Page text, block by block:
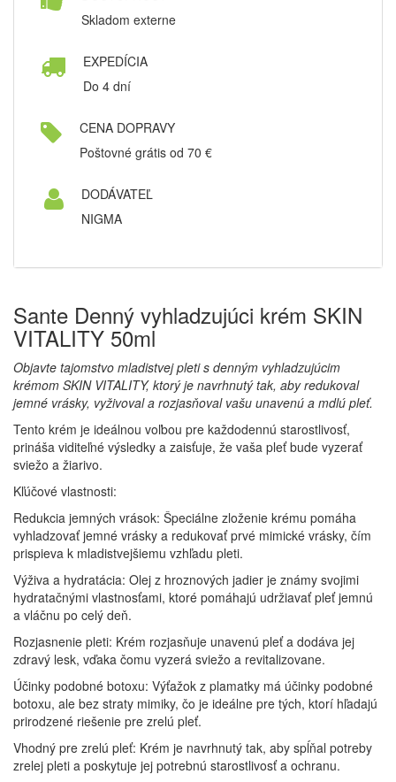
Skladom externe
EXPEDÍCIA
Do 4 dní
CENA DOPRAVY
Poštovné grátis od 70 €
DODÁVATEĽ
NIGMA
Sante Denný vyhladzujúci krém SKIN
VITALITY 50ml
Objavte tajomstvo mladistvej pleti s denným vyhladzujúcim
krémom SKIN VITALITY, ktorý je navrhnutý tak, aby redukoval
jemné vrásky, vyživoval a rozjasňoval vašu unavenú a mdlú pleť.
Tento krém je ideálnou voľbou pre každodennú starostlivosť,
prináša viditeľné výsledky a zaisťuje, že vaša pleť bude vyzerať
sviežo a žiarivo.
Kľúčové vlastnosti:
Redukcia jemných vrások: Špeciálne zloženie krému pomáha
vyhladzovať jemné vrásky a redukovať prvé mimické vrásky, čím
prispieva k mladistvejšiemu vzhľadu pleti.
Výživa a hydratácia: Olej z hroznových jadier je známy svojimi
hydratačnými vlastnosťami, ktoré pomáhajú udržiavať pleť jemnú
a vláčnu po celý deň.
Rozjasnenie pleti: Krém rozjasňuje unavenú pleť a dodáva jej
zdravý lesk, vďaka čomu vyzerá sviežo a revitalizovane.
Účinky podobné botoxu: Výťažok z plamatky má účinky podobné
botoxu, ale bez straty mimiky, čo je ideálne pre tých, ktorí hľadajú
prirodzené riešenie pre zrelú pleť.
Vhodný pre zrelú pleť: Krém je navrhnutý tak, aby spĺňal potreby
zrelej pleti a poskytuje jej potrebnú starostlivosť a ochranu.